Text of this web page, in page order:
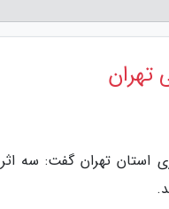
تهران
استان تهران گفت: سه اثر